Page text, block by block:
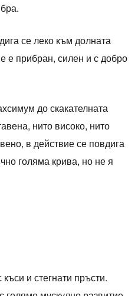
се леко към долната
е прибран, силен и с добро
до скакателната
нито високо, нито
в действие се повдига
голяма крива, но не я
и стегнати пръсти.